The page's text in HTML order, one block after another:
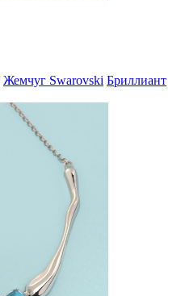
Жемчуг Swarovski Бриллиант